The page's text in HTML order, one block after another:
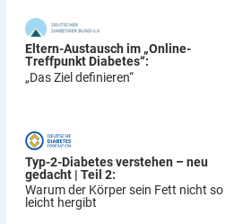
Eltern-Austausch im „Online-
Treffpunkt Diabetes“:
„Das Ziel definieren“
Typ-2-Diabetes verstehen – neu
gedacht | Teil 2:
Warum der Körper sein Fett nicht so
leicht hergibt